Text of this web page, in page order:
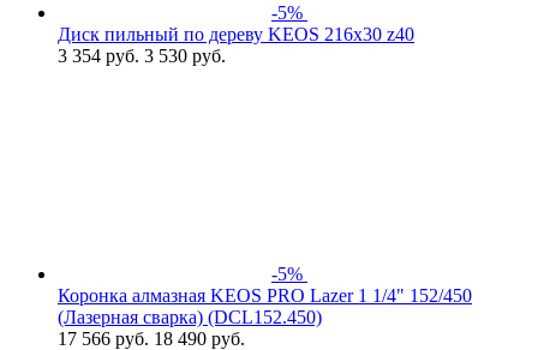
-5%
Диск пильный по дереву KEOS 216x30 z40
3 354 руб. 3 530 руб.
-5%
Коронка алмазная KEOS PRO Lazer 1 1/4" 152/450
(Лазерная сварка) (DCL152.450)
17 566 руб. 18 490 руб.